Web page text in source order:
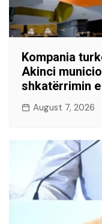
Kompania
Akinci
shkatërrimin
August 7, 2026